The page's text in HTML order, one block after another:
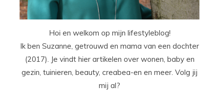
Hoi en welkom op mijn lifestyleblog!
Ik ben Suzanne, getrouwd en mama van een dochter
(2017). Je vindt hier artikelen over wonen, baby en
gezin, tuinieren, beauty, creabea-en en meer. Volg jij
mij al?